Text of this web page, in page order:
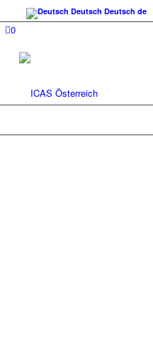
Deutsch Deutsch de
0